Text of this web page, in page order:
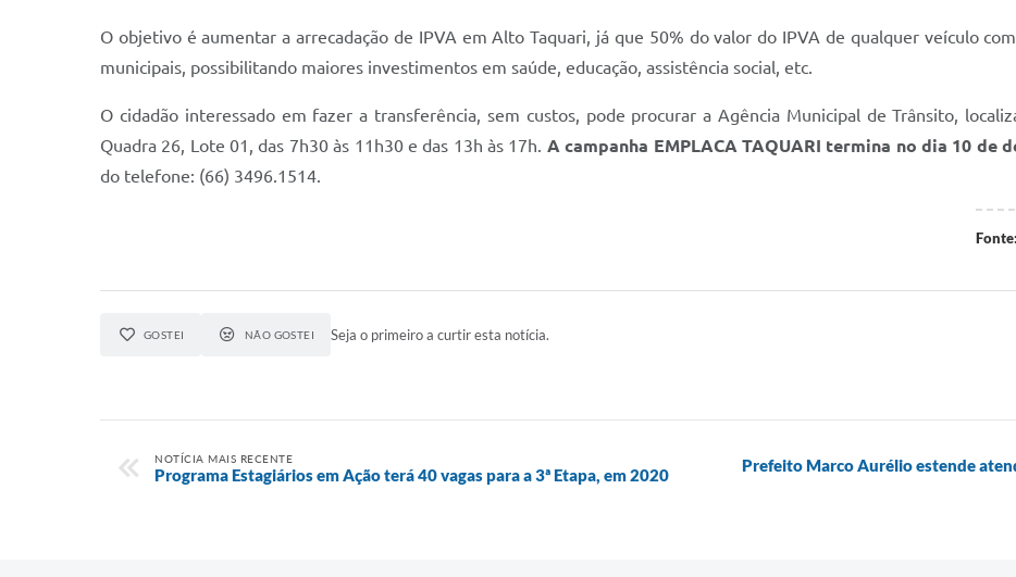
O objetivo é aumentar a arrecadação de IPVA em Alto Taquari, já que 50% do valor do IPVA de qualquer veículo
municipais, possibilitando maiores investimentos em saúde, educação, assistência social, etc.
O cidadão interessado em fazer a transferência, sem custos, pode procurar a Agência Municipal de Trânsito,
Quadra 26, Lote 01, das 7h30 às 11h30 e das 13h às 17h. A campanha EMPLACA TAQUARI termina no dia 10 de
do telefone: (66) 3496.1514.
Fonte:
GOSTEI NÃO GOSTEI Seja o primeiro a curtir esta notícia.
NOTÍCIA MAIS RECENTE
Programa Estagiários em Ação terá 40 vagas para a 3ª Etapa, em 2020
Prefeito Marco Aurélio estende